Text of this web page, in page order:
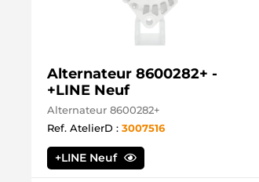
Alternateur 8600282+ -
+LINE Neuf
Alternateur 8600282+
Ref. AtelierD : 3007516
+LINE Neuf